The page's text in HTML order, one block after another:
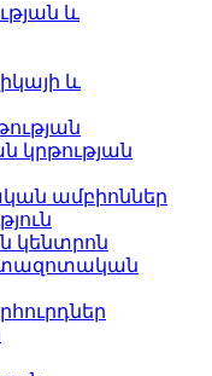
և
և
կրթության
ամբիոններ